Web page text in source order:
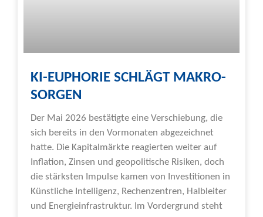
KI-EUPHORIE SCHLÄGT MAKRO-
SORGEN
Der Mai 2026 bestätigte eine Verschiebung, die
sich bereits in den Vormonaten abgezeichnet
hatte. Die Kapitalmärkte reagierten weiter auf
Inflation, Zinsen und geopolitische Risiken, doch
die stärksten Impulse kamen von Investitionen in
Künstliche Intelligenz, Rechenzentren, Halbleiter
und Energieinfrastruktur. Im Vordergrund steht